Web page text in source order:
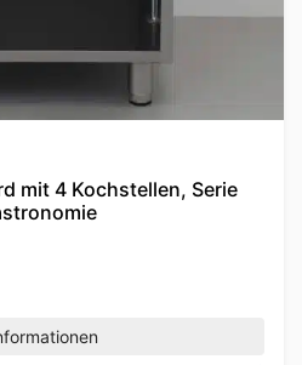
mit 4 Kochstellen, Serie